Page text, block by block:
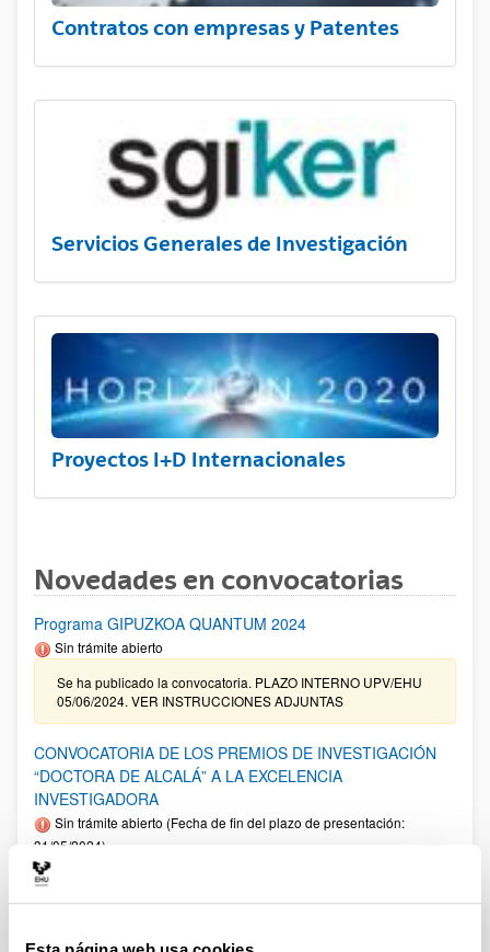
Contratos con empresas y Patentes
Servicios Generales de Investigación
Proyectos I+D Internacionales
Novedades en convocatorias
Programa GIPUZKOA QUANTUM 2024
Sin trámite abierto
Se ha publicado la convocatoria. PLAZO INTERNO UPV/EHU
05/06/2024. VER INSTRUCCIONES ADJUNTAS
CONVOCATORIA DE LOS PREMIOS DE INVESTIGACIÓN
“DOCTORA DE ALCALÁ” A LA EXCELENCIA
INVESTIGADORA
Sin trámite abierto (Fecha de fin del plazo de presentación:
31/05/2024)
Programa Ikertalent 2022 - Ayudas de formación a personal
investigador y personal tecnólogo en el ámbito científico-
alimentario